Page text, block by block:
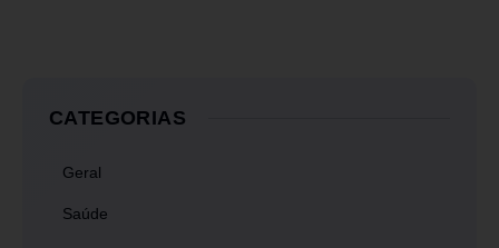
CATEGORIAS
Geral
Saúde